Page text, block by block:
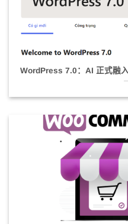
WordPress 7.0：AI 正式融